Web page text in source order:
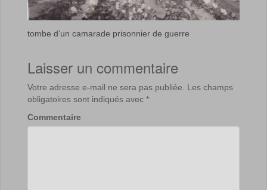
tombe d’un camarade prisonnier de guerre
Laisser un commentaire
Votre adresse e-mail ne sera pas publiée.
Les champs
obligatoires sont indiqués avec *
Commentaire